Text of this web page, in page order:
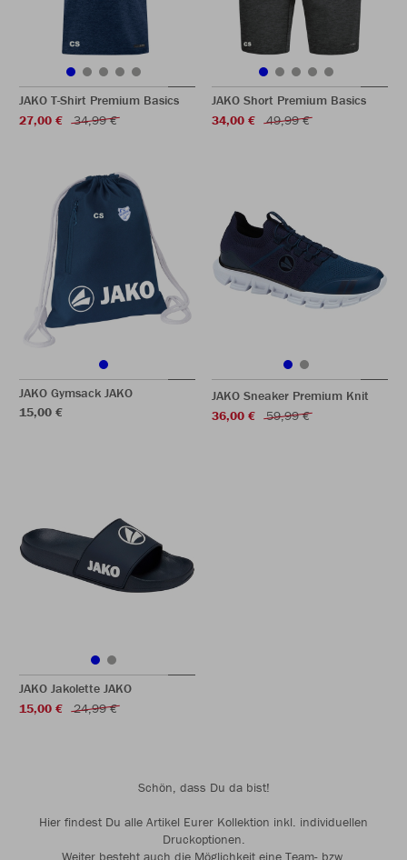
JAKO T-Shirt Premium Basics
27,00 €
34,99 €
JAKO Short Premium Basics
34,00 €
49,99 €
JAKO Gymsack JAKO
15,00 €
JAKO Sneaker Premium Knit
36,00 €
59,99 €
JAKO Jakolette JAKO
15,00 €
24,99 €
Schön, dass Du da bist!
Hier findest Du alle Artikel Eurer Kollektion inkl. individuellen
Druckoptionen.
Weiter besteht auch die Möglichkeit eine Team- bzw.